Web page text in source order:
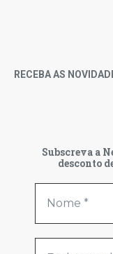
RECEBA AS
Subscreva a
desconto